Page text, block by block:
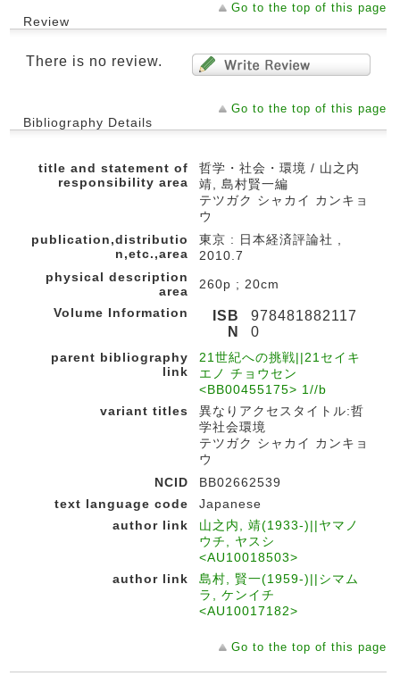
Go to the top of this page
Review
There is no review.
Go to the top of this page
Bibliography Details
title and statement of
responsibility area
哲学・社会・環境 / 山之内
靖, 島村賢一編
テツガク シャカイ カンキョ
ウ
publication,distributio
n,etc.,area
東京 : 日本経済評論社 ,
2010.7
physical description
area
260p ; 20cm
Volume Information
ISB
N
978481882117
0
parent bibliography
link
21世紀への挑戦||21セイキ
エノ チョウセン
<BB00455175> 1//b
variant titles
異なりアクセスタイトル:哲
学社会環境
テツガク シャカイ カンキョ
ウ
NCID
BB02662539
text language code
Japanese
author link
山之内, 靖(1933-)||ヤマノ
ウチ, ヤスシ
<AU10018503>
author link
島村, 賢一(1959-)||シマム
ラ, ケンイチ
<AU10017182>
Go to the top of this page